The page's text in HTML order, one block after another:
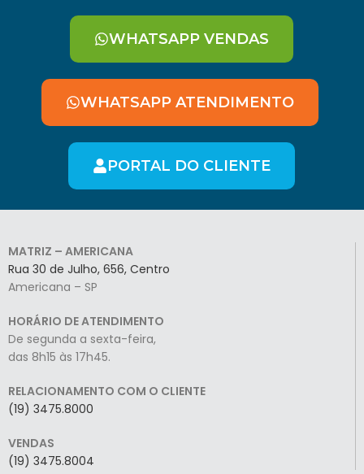
WHATSAPP VENDAS
WHATSAPP ATENDIMENTO
PORTAL DO CLIENTE
MATRIZ – AMERICANA
Rua 30 de Julho, 656, Centro
Americana – SP
HORÁRIO DE ATENDIMENTO
De segunda a sexta-feira,
das 8h15 às 17h45.
RELACIONAMENTO COM O CLIENTE
(19) 3475.8000
VENDAS
(19) 3475.8004